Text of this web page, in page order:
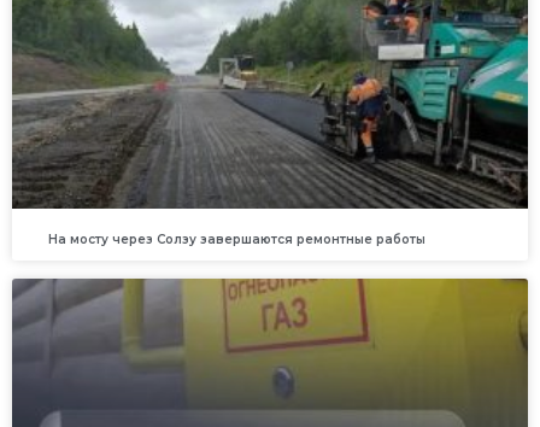
На мосту через Солзу завершаются ремонтные работы